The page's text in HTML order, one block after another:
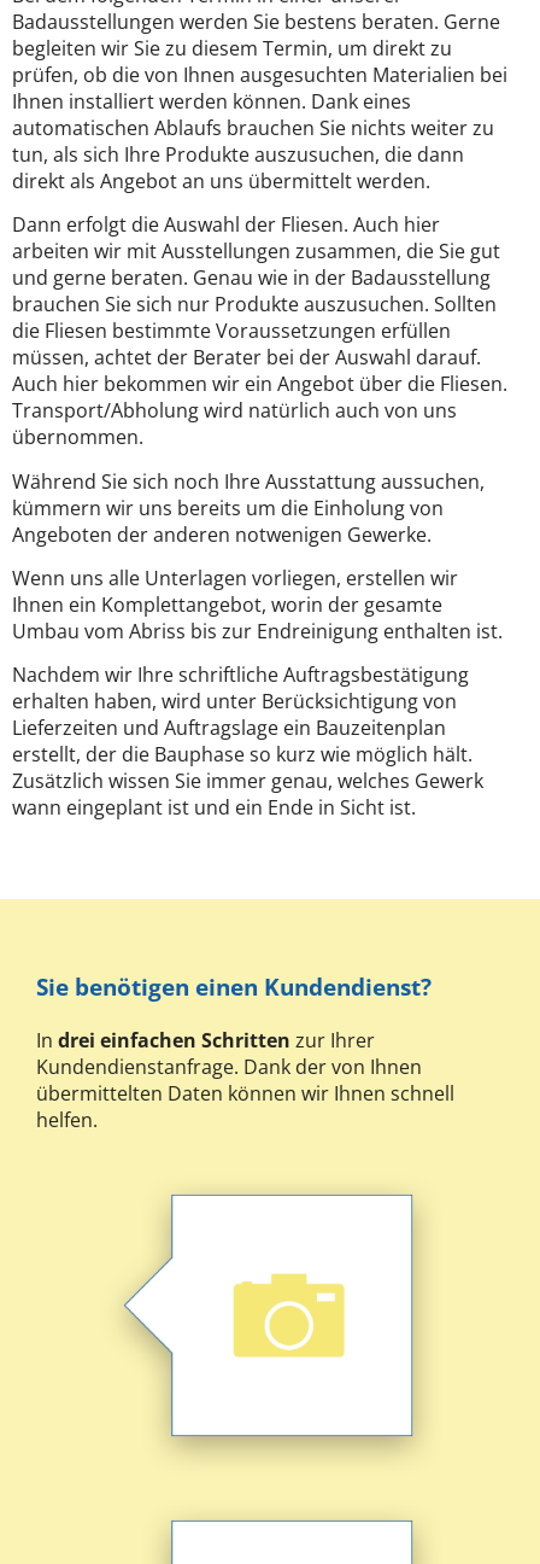
Badausstellungen werden Sie bestens beraten. Gerne
begleiten wir Sie zu diesem Termin, um direkt zu
prüfen, ob die von Ihnen ausgesuchten Materialien bei
Ihnen installiert werden können. Dank eines
automatischen Ablaufs brauchen Sie nichts weiter zu
tun, als sich Ihre Produkte auszusuchen, die dann
direkt als Angebot an uns übermittelt werden.
Dann erfolgt die Auswahl der Fliesen. Auch hier
arbeiten wir mit Ausstellungen zusammen, die Sie gut
und gerne beraten. Genau wie in der Badausstellung
brauchen Sie sich nur Produkte auszusuchen. Sollten
die Fliesen bestimmte Voraussetzungen erfüllen
müssen, achtet der Berater bei der Auswahl darauf.
Auch hier bekommen wir ein Angebot über die Fliesen.
Transport/Abholung wird natürlich auch von uns
übernommen.
Während Sie sich noch Ihre Ausstattung aussuchen,
kümmern wir uns bereits um die Einholung von
Angeboten der anderen notwenigen Gewerke.
Wenn uns alle Unterlagen vorliegen, erstellen wir
Ihnen ein Komplettangebot, worin der gesamte
Umbau vom Abriss bis zur Endreinigung enthalten ist.
Nachdem wir Ihre schriftliche Auftragsbestätigung
erhalten haben, wird unter Berücksichtigung von
Lieferzeiten und Auftragslage ein Bauzeitenplan
erstellt, der die Bauphase so kurz wie möglich hält.
Zusätzlich wissen Sie immer genau, welches Gewerk
wann eingeplant ist und ein Ende in Sicht ist.
Sie benötigen einen Kundendienst?
In drei einfachen Schritten zur Ihrer
Kundendienstanfrage. Dank der von Ihnen
übermittelten Daten können wir Ihnen schnell
helfen.
Nehmen Sie Bilder von Ihrer Heizung
sowie dem Hersteller-Typenschild auf uns
laden Sie die Bilder hoch.